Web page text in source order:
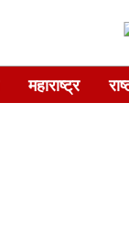
महाराष्ट्र